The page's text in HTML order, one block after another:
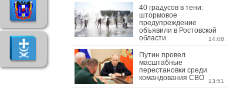
40 градусов в тени:
штормовое
предупреждение
объявили в Ростовской
области
14:08
Путин провел
масштабные
перестановки среди
командования СВО
13:51